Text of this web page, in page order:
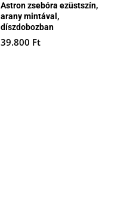
Astron zsebóra ezüstszín,
arany mintával,
díszdobozban
39.800 Ft